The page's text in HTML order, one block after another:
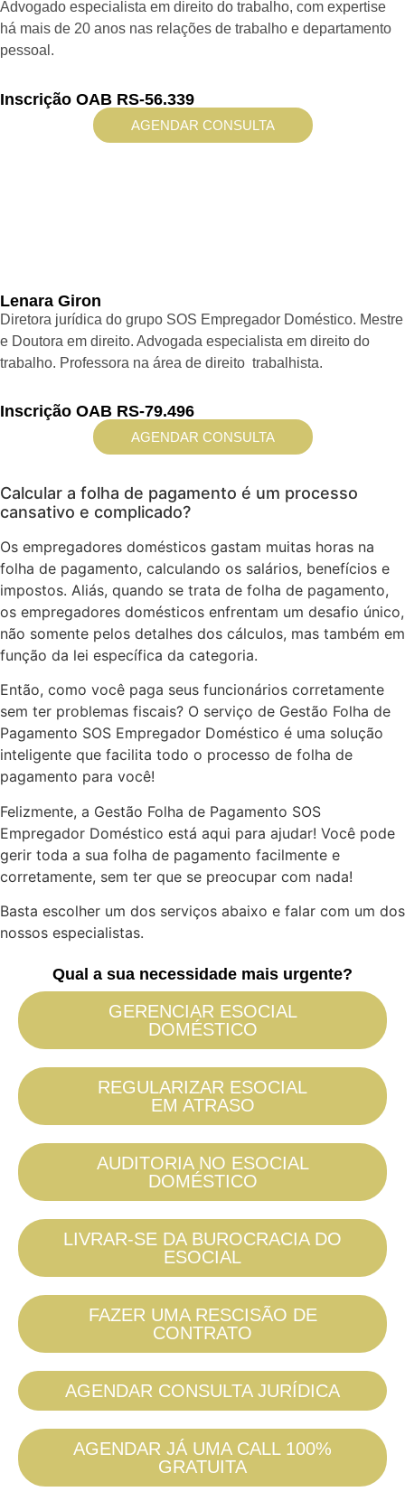
Advogado especialista em direito do trabalho, com expertise
há mais de 20 anos nas relações de trabalho e departamento
pessoal.
Inscrição OAB RS-56.339
AGENDAR CONSULTA
Lenara Giron
Diretora jurídica do grupo SOS Empregador Doméstico. Mestre
e Doutora em direito. Advogada especialista em direito do
trabalho. Professora na área de direito trabalhista.
Inscrição OAB RS-79.496
AGENDAR CONSULTA
Calcular a folha de pagamento é um processo
cansativo e complicado?
Os empregadores domésticos gastam muitas horas na
folha de pagamento, calculando os salários, benefícios e
impostos. Aliás, quando se trata de folha de pagamento,
os empregadores domésticos enfrentam um desafio único,
não somente pelos detalhes dos cálculos, mas também em
função da lei específica da categoria.
Então, como você paga seus funcionários corretamente
sem ter problemas fiscais? O serviço de Gestão Folha de
Pagamento SOS Empregador Doméstico é uma solução
inteligente que facilita todo o processo de folha de
pagamento para você!
Felizmente, a Gestão Folha de Pagamento SOS
Empregador Doméstico está aqui para ajudar! Você pode
gerir toda a sua folha de pagamento facilmente e
corretamente, sem ter que se preocupar com nada!
Basta escolher um dos serviços abaixo e falar com um dos
nossos especialistas.
Qual a sua necessidade mais urgente?
GERENCIAR ESOCIAL
DOMÉSTICO
REGULARIZAR ESOCIAL
EM ATRASO
AUDITORIA NO ESOCIAL
DOMÉSTICO
LIVRAR-SE DA BUROCRACIA DO
ESOCIAL
FAZER UMA RESCISÃO DE
CONTRATO
AGENDAR CONSULTA JURÍDICA
AGENDAR JÁ UMA CALL 100%
GRATUITA